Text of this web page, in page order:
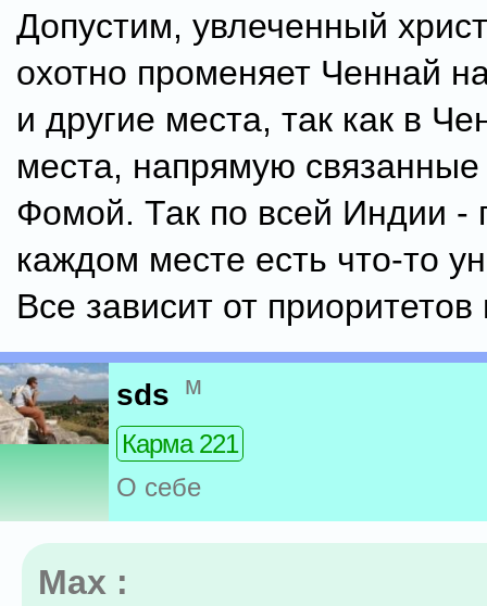
Допустим, увлеченный
охотно променяет Ченнай
и другие места, так как в
места, напрямую
Фомой. Так по всей Индии -
каждом месте есть что-то
Все зависит от
sds м
Карма 221
О себе
Max :